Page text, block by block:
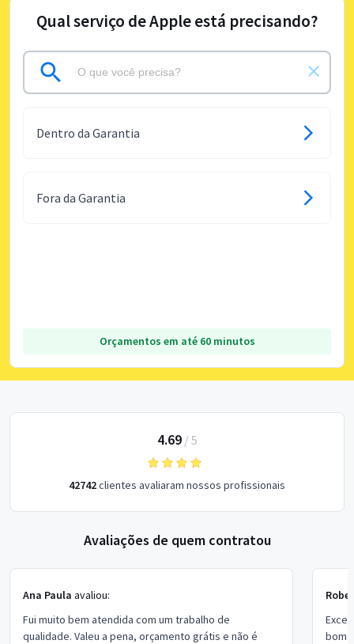
Qual serviço de Apple está precisando?
Dentro da Garantia
Fora da Garantia
Orçamentos em até 60 minutos
4.69/ 5
42742clientes avaliaram nossos profissionais
Avaliações de quem contratou
Ana Paula avaliou:
Fui muito bem atendida com um trabalho de
qualidade. Valeu a pena, orçamento grátis e não é
bom